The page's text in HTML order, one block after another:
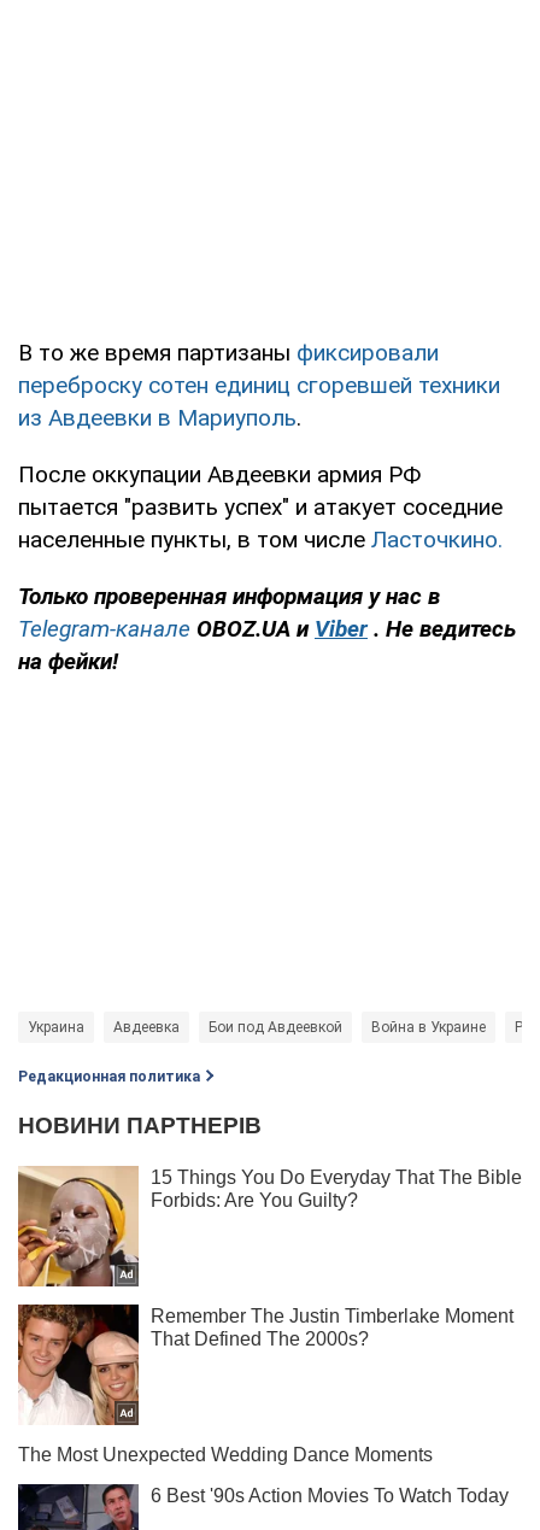
В то же время партизаны фиксировали
переброску сотен единиц сгоревшей техники
из Авдеевки в Мариуполь.
После оккупации Авдеевки армия РФ
пытается "развить успех" и атакует соседние
населенные пункты, в том числе Ласточкино.
Только проверенная информация у нас в
Telegram-канале OBOZ.UA и Viber . Не ведитесь
на фейки!
Украина Авдеевка Бои под Авдеевкой Война в Украине
Редакционная политика